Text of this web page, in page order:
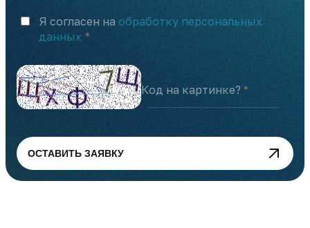
Я согласен на обработку персональных
данных
Код на картинке?
ОСТАВИТЬ ЗАЯВКУ